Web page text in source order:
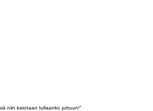
niin katotaan tullaanko juttuun!”